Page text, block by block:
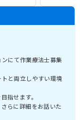
にて作業療法士募集
と両立しやすい環境
指せます。
らに詳細をお話いた